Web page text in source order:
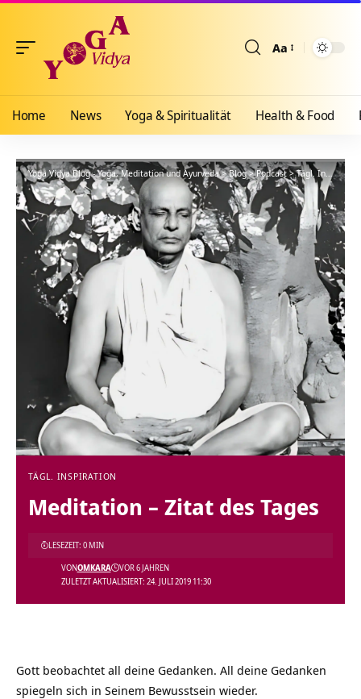
Aa
Home News Yoga & Spiritualität Health & Food
Yoga Vidya Blog - Yoga, Meditation und Ayurveda>Blog>Podcast>Tägl. Inspiration
TÄGL. INSPIRATION
Meditation – Zitat des Tages
ZULETZT AKTUALISIERT: 24. JULI 2019 11:30
VONOMKARA VOR 6 JAHREN
LESEZEIT: 0 MIN
Gott beobachtet all deine Gedanken. All deine Gedanken
spiegeln sich in Seinem Bewusstsein wieder.